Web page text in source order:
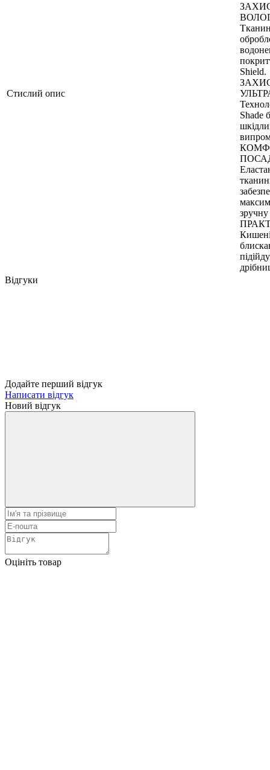
Стислий опис
Shield.
Shade
зручну
Відгуки
Додайте перший відгук
Написати відгук
Новий відгук
Оцініть товар